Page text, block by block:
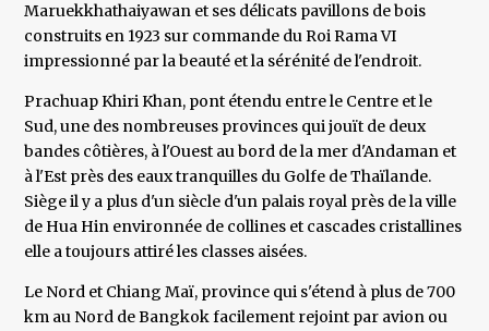
Maruekkhathaiyawan et ses délicats pavillons de bois
construits en 1923 sur commande du Roi Rama VI
impressionné par la beauté et la sérénité de l'endroit.
Prachuap Khiri Khan, pont étendu entre le Centre et le
Sud, une des nombreuses provinces qui jouït de deux
bandes côtières, à l'Ouest au bord de la mer d'Andaman et
à l'Est près des eaux tranquilles du Golfe de Thaïlande.
Siège il y a plus d'un siècle d'un palais royal près de la ville
de Hua Hin environnée de collines et cascades cristallines
elle a toujours attiré les classes aisées.
Le Nord et Chiang Maï, province qui s'étend à plus de 700
km au Nord de Bangkok facilement rejoint par avion ou